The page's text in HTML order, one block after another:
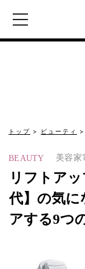
トップ ビューティ
BEAUTY 美容家
リフトア
代】の気
アする9つ